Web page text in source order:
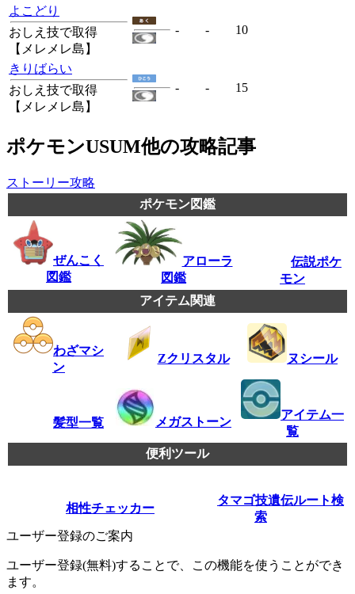
よこどり
おしえ技で取得
【メレメレ島】
- - 10
きりばらい
おしえ技で取得
【メレメレ島】
- - 15
ポケモンUSUM他の攻略記事
ストーリー攻略
ポケモン図鑑
ぜんこく
図鑑
アローラ
図鑑
伝説ポケ
モン
アイテム関連
わざマシ
ン
Zクリスタル ヌシール
髪型一覧 メガストーン
アイテム一
覧
便利ツール
相性チェッカー
タマゴ技遺伝ルート検
索
ユーザー登録のご案内
ユーザー登録(無料)することで、この機能を使うことができ
ます。